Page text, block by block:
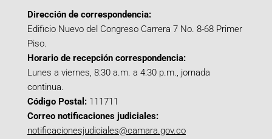
Dirección de correspondencia:
Edificio Nuevo del Congreso Carrera 7 No. 8-68 Primer
Piso.
Horario de recepción correspondencia:
Lunes a viernes, 8:30 a.m. a 4:30 p.m., jornada
continua.
Código Postal: 111711
Correo notificaciones judiciales:
notificacionesjudiciales@camara.gov.co